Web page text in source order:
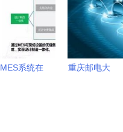
级工考试题
及答案 计
算机网络信
息管理与服
MES系统在
重庆邮电大